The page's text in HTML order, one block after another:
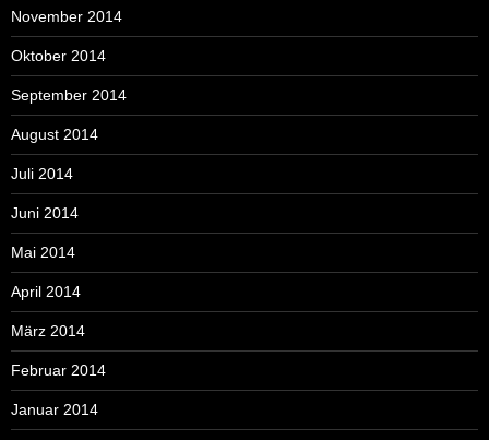
November 2014
Oktober 2014
September 2014
August 2014
Juli 2014
Juni 2014
Mai 2014
April 2014
März 2014
Februar 2014
Januar 2014